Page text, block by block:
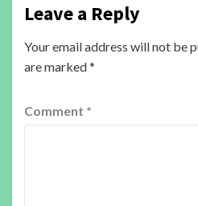
Leave a Reply
Your email address will not be
are marked*
Comment *